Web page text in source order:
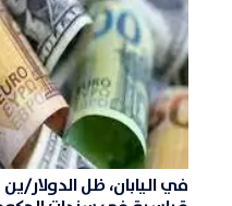
في اليابان، ظلالدولار/ين